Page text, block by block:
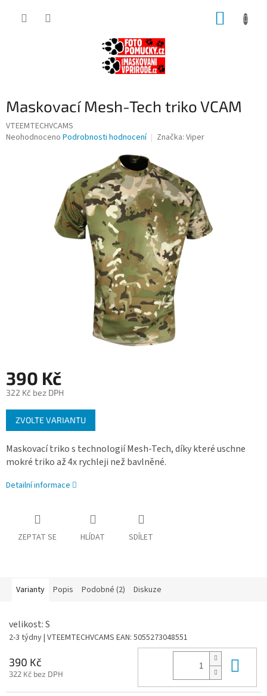
Maskovací Mesh-Tech triko VCAM
VTEEMTECHVCAMS
Průměrné
Neohodnoceno Podrobnosti hodnocení Značka: Viper
390 Kč
322 Kč bez DPH
Měrná
cena:
ZVOLTE VARIANTU
Maskovací triko s technologií Mesh-Tech, díky které uschne
mokré triko až 4x rychleji než bavlněné.
Detailní informace
ZEPTAT SE HLÍDAT SDÍLET
Varianty Popis Podobné (2) Diskuze
velikost: S
2-3 týdny| VTEEMTECHVCAMS EAN: 5055273048551
390 Kč
322 Kč bez DPH